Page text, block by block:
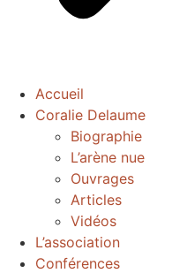
Accueil
Coralie Delaume
Biographie
L’arène nue
Ouvrages
Articles
Vidéos
L’association
Conférences